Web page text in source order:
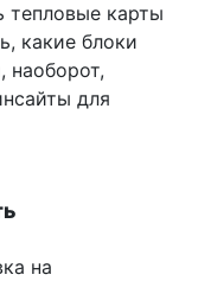
тепловые карты
какие блоки
наоборот,
для
на